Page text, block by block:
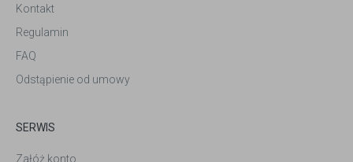
Kontakt
Regulamin
FAQ
Odstąpienie od umowy
SERWIS
Załóż konto